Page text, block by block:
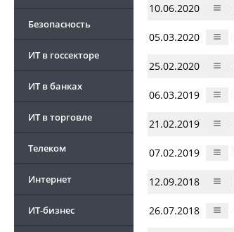
Безопасность
ИТ в госсекторе
ИТ в банках
ИТ в торговле
Телеком
Интернет
ИТ-бизнес
10.06.2020
05.03.2020
25.02.2020
06.03.2019
21.02.2019
07.02.2019
12.09.2018
26.07.2018